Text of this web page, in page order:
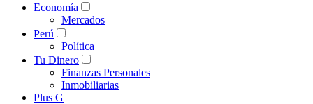
Economía
Mercados
Perú
Política
Tu Dinero
Finanzas Personales
Inmobiliarias
Plus G